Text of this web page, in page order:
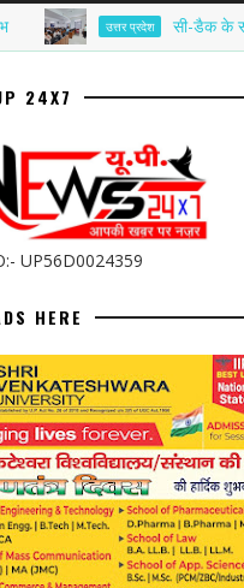
उत्तर प्रदेश सी-डैक के सहयोग से
24X7
UP56D0024359
HERE